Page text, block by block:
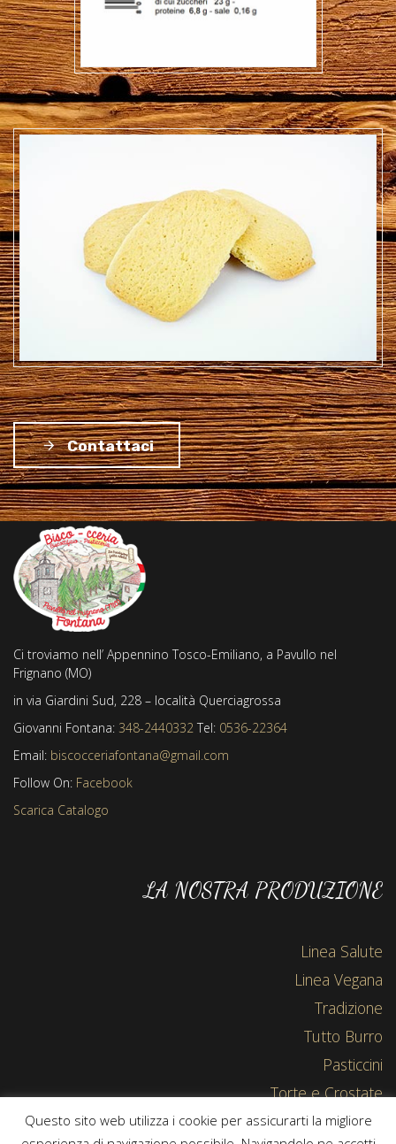
Contattaci
Ci troviamo nell’ Appennino Tosco-Emiliano, a Pavullo nel
Frignano (MO)
in via Giardini Sud, 228 – località Querciagrossa
Giovanni Fontana: 348-2440332 Tel: 0536-22364
Email: biscocceriafontana@gmail.com
Follow On: Facebook
Scarica Catalogo
LA NOSTRA PRODUZIONE
Linea Salute
Linea Vegana
Tradizione
Tutto Burro
Pasticcini
Torte e Crostate
Questo sito web utilizza i cookie per assicurarti la migliore